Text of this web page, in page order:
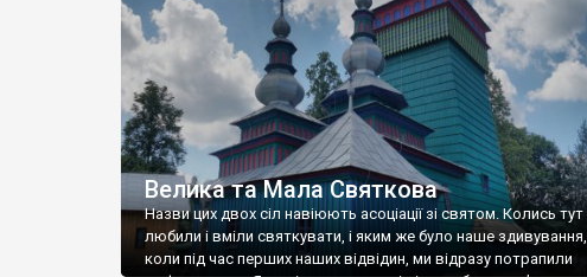
Велика та Мала Святкова
Назви цих двох сіл навіюють асоціації зі святом. Колись тут
любили і вміли святкувати, і яким же було наше здивування,
коли під час перших наших відвідин, ми відразу потрапили